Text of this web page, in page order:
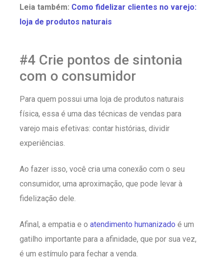
Leia também: Como fidelizar clientes no varejo:
loja de produtos naturais
#4 Crie pontos de sintonia
com o consumidor
Para quem possui uma loja de produtos naturais
física, essa é uma das técnicas de vendas para
varejo mais efetivas: contar histórias, dividir
experiências.
Ao fazer isso, você cria uma conexão com o seu
consumidor, uma aproximação, que pode levar à
fidelização dele.
Afinal, a empatia e o atendimento humanizado é um
gatilho importante para a afinidade, que por sua vez,
é um estímulo para fechar a venda.